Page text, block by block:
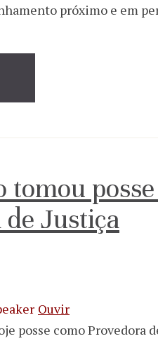
próximo e em
tomou
Justiça
Ouvir
posse como Provedora